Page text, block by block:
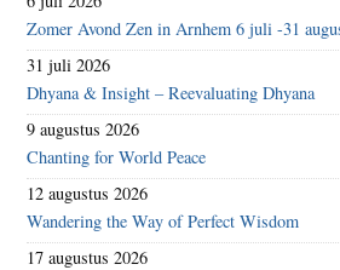
Zomer Avond Zen in Arnhem 6 juli -31
31 juli 2026
Dhyana & Insight – Reevaluating Dhyana
9 augustus 2026
Chanting for World Peace
12 augustus 2026
Wandering the Way of Perfect Wisdom
17 augustus 2026